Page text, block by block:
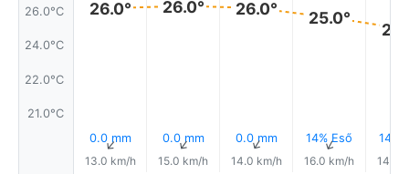
26.0°C
24.0°C
22.0°C
21.0°C
26.0°
0.0 mm
↑
13.0 km/h
26.0°
0.0 mm
↑
15.0 km/h
26.0°
0.0 mm
↑
14.0 km/h
25.0°
14% Eső
↑
16.0 km/h
14%
14.0